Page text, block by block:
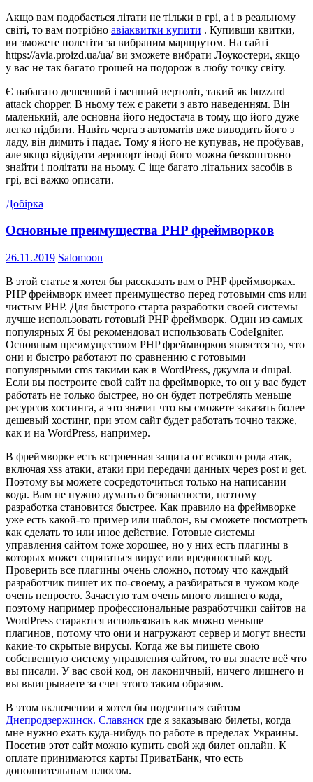
Акщо вам подобається літати не тільки в грі, а і в реальному
світі, то вам потрібно авіаквитки купити . Купивши квитки,
ви зможете полетіти за вибраним маршрутом. На сайті
https://avia.proizd.ua/ua/ ви зможете вибрати Лоукостери, якщо
у вас не так багато грошей на подорож в любу точку світу.
Є набагато дешевший і менший вертоліт, такий як buzzard
attack chopper. В ньому теж є ракети з авто наведенням. Він
маленький, але основна його недостача в тому, що його дуже
легко підбити. Навіть черга з автоматів вже виводить його з
ладу, він димить і падає. Тому я його не купував, не пробував,
але якщо відвідати аеропорт іноді його можна безкоштовно
знайти і політати на ньому. Є іще багато літальних засобів в
грі, всі важко описати.
Добірка
Основные преимущества PHP фреймворков
26.11.2019 Salomoon
В этой статье я хотел бы рассказать вам о PHP фреймворках.
PHP фреймворк имеет преимущество перед готовыми cms или
чистым PHP. Для быстрого старта разработки своей системы
лучше использовать готовый PHP фреймворк. Один из самых
популярных Я бы рекомендовал использовать CodeIgniter.
Основным преимуществом PHP фреймворков является то, что
они и быстро работают по сравнению с готовыми
популярными cms такими как в WordPress, джумла и drupal.
Если вы построите свой сайт на фреймворке, то он у вас будет
работать не только быстрее, но он будет потреблять меньше
ресурсов хостинга, а это значит что вы сможете заказать более
дешевый хостинг, при этом сайт будет работать точно также,
как и на WordPress, например.
В фреймворке есть встроенная защита от всякого рода атак,
включая xss атаки, атаки при передачи данных через post и get.
Поэтому вы можете сосредоточиться только на написании
кода. Вам не нужно думать о безопасности, поэтому
разработка становится быстрее. Как правило на фреймворке
уже есть какой-то пример или шаблон, вы сможете посмотреть
как сделать то или иное действие. Готовые системы
управления сайтом тоже хорошее, но у них есть плагины в
которых может спрятаться вирус или вредоносный код.
Проверить все плагины очень сложно, потому что каждый
разработчик пишет их по-своему, а разбираться в чужом коде
очень непросто. Зачастую там очень много лишнего кода,
поэтому например профессиональные разработчики сайтов на
WordPress стараются использовать как можно меньше
плагинов, потому что они и нагружают сервер и могут внести
какие-то скрытые вирусы. Когда же вы пишете свою
собственную систему управления сайтом, то вы знаете всё что
вы писали. У вас свой код, он лаконичный, ничего лишнего и
вы выигрываете за счет этого таким образом.
В этом включении я хотел бы поделиться сайтом
Днепродзержинск. Славянск где я заказываю билеты, когда
мне нужно ехать куда-нибудь по работе в пределах Украины.
Посетив этот сайт можно купить свой жд билет онлайн. К
оплате принимаются карты ПриватБанк, что есть
дополнительным плюсом.